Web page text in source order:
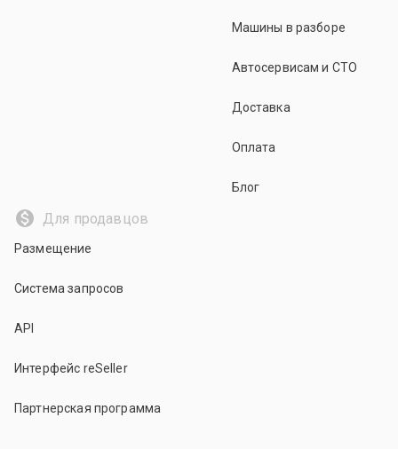
Машины в разборе
Автосервисам и СТО
Доставка
Оплата
Блог
Для продавцов
Размещение
Система запросов
API
Интерфейс reSeller
Партнерская программа